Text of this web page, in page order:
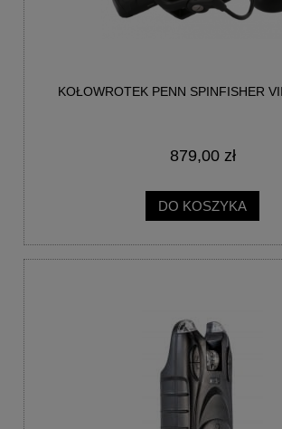
KOŁOWROTEK PENN SPINFISHER
879,00 zł
DO KOSZYKA